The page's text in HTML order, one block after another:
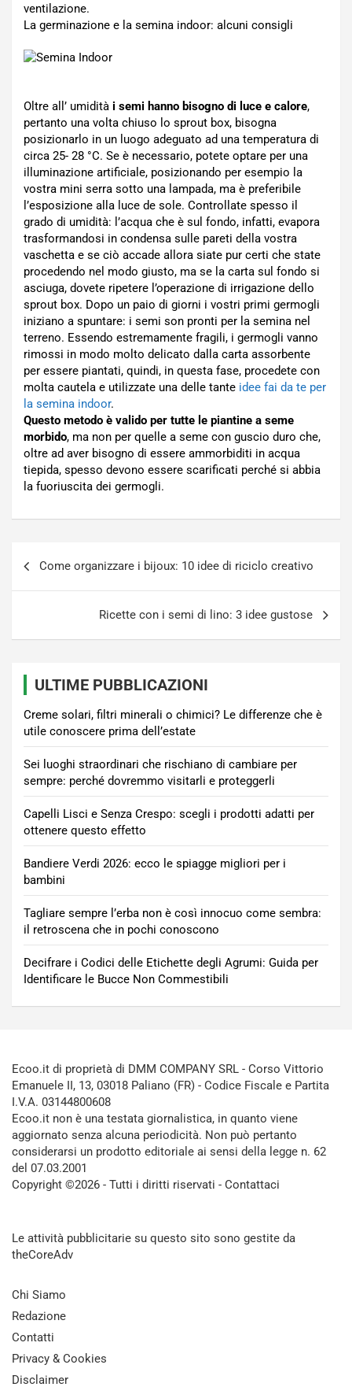
ventilazione.
La germinazione e la semina indoor: alcuni consigli
Oltre all’ umidità i semi hanno bisogno di luce e calore,
pertanto una volta chiuso lo sprout box, bisogna
posizionarlo in un luogo adeguato ad una temperatura di
circa 25- 28 °C. Se è necessario, potete optare per una
illuminazione artificiale, posizionando per esempio la
vostra mini serra sotto una lampada, ma è preferibile
l’esposizione alla luce de sole. Controllate spesso il
grado di umidità: l’acqua che è sul fondo, infatti, evapora
trasformandosi in condensa sulle pareti della vostra
vaschetta e se ciò accade allora siate pur certi che state
procedendo nel modo giusto, ma se la carta sul fondo si
asciuga, dovete ripetere l’operazione di irrigazione dello
sprout box. Dopo un paio di giorni i vostri primi germogli
iniziano a spuntare: i semi son pronti per la semina nel
terreno. Essendo estremamente fragili, i germogli vanno
rimossi in modo molto delicato dalla carta assorbente
per essere piantati, quindi, in questa fase, procedete con
molta cautela e utilizzate una delle tante idee fai da te per
la semina indoor.
Questo metodo è valido per tutte le piantine a seme
morbido, ma non per quelle a seme con guscio duro che,
oltre ad aver bisogno di essere ammorbiditi in acqua
tiepida, spesso devono essere scarificati perché si abbia
la fuoriuscita dei germogli.
Come organizzare i bijoux: 10 idee di riciclo creativo
Ricette con i semi di lino: 3 idee gustose
ULTIME PUBBLICAZIONI
Creme solari, filtri minerali o chimici? Le differenze che è
utile conoscere prima dell’estate
Sei luoghi straordinari che rischiano di cambiare per
sempre: perché dovremmo visitarli e proteggerli
Capelli Lisci e Senza Crespo: scegli i prodotti adatti per
ottenere questo effetto
Bandiere Verdi 2026: ecco le spiagge migliori per i
bambini
Tagliare sempre l’erba non è così innocuo come sembra:
il retroscena che in pochi conoscono
Decifrare i Codici delle Etichette degli Agrumi: Guida per
Identificare le Bucce Non Commestibili
Ecoo.it di proprietà di DMM COMPANY SRL - Corso Vittorio
Emanuele II, 13, 03018 Paliano (FR) - Codice Fiscale e Partita
I.V.A. 03144800608
Ecoo.it non è una testata giornalistica, in quanto viene
aggiornato senza alcuna periodicità. Non può pertanto
considerarsi un prodotto editoriale ai sensi della legge n. 62
del 07.03.2001
Copyright ©2026 - Tutti i diritti riservati - Contattaci
Le attività pubblicitarie su questo sito sono gestite da
theCoreAdv
Chi Siamo
Redazione
Contatti
Privacy & Cookies
Disclaimer